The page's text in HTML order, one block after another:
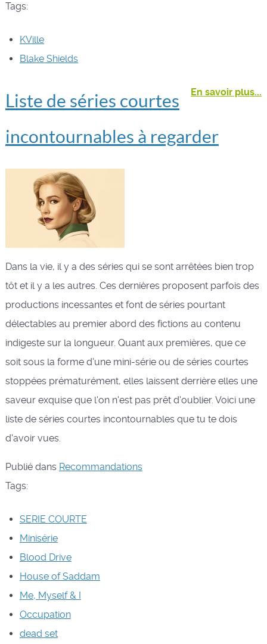
Tags:
KVille
Blake Shields
En savoir plus...
Liste de séries courtes
incontournables à regarder
Dans la vie, il y a des séries qui se sont arrêtées bien trop
tôt et il y a les autres. Ces dernières proposent parfois des
productions incessantes et font de séries pourtant
délectables au premier abord des fictions au contenu
indigeste sur la longueur. Quant aux premières, que ce
soit sous la forme d'une mini-série ou de séries courtes
stoppées prématurément, elles laissent derrière elles une
saveur exquise que l'on n'est pas prêt d'oublier. Voici une
liste de séries courtes incontournables que tu te dois
d'avoir vues.
Publié dans Recommandations
Tags:
SERIE COURTE
Minisérie
Blood Drive
House of Saddam
Me, Myself & I
Occupation
dead set